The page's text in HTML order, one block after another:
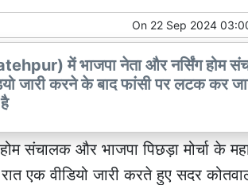
On 22 Sep 2024
में भाजपा नेता और नर्सिंग होम
जारी करने के बाद फांसी पर लटक कर
संचालक और भाजपा पिछड़ा मोर्चा के
एक वीडियो जारी करते हुए सदर